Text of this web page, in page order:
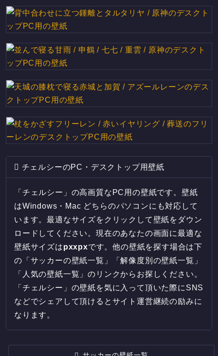
チェルシーのPC・デスクトップ用壁紙
「チェルシー」の高画質なPC用の壁紙です。壁紙
はWindows・Mac どちらのパソコンにも対応して
います。最適なサイズをクリックして壁紙をダウン
ロードしてください。現在のあなたの画面に最適な
壁紙サイズはpxxpxです。他の壁紙を探す場合は下
の「サッカーの壁紙一覧」「解像度別の壁紙一覧」
「人気の壁紙一覧」のリンクからお探しください。
「チェルシー」の壁紙を気に入って頂いた際にSNS
などでシェアして頂けるとサイト運営継続の励みに
なります。